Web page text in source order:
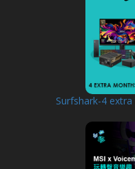
Surfshark-4